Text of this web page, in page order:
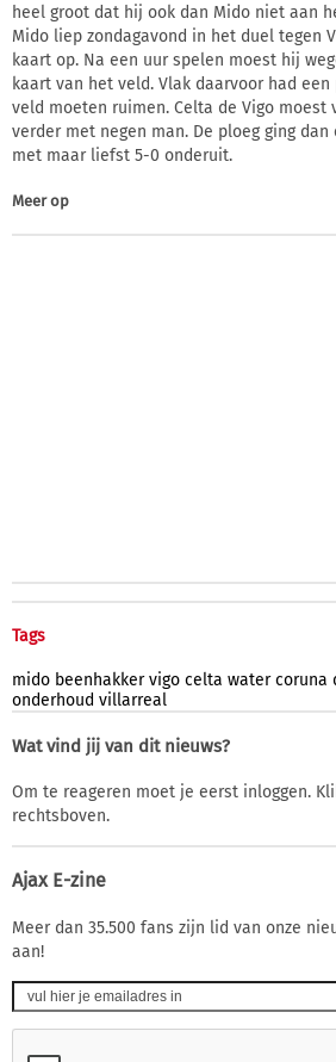
heel groot dat hij ook dan Mido niet aan
Mido liep zondagavond in het duel tegen
kaart op. Na een uur spelen moest hij
kaart van het veld. Vlak daarvoor had
veld moeten ruimen. Celta de Vigo moest
verder met negen man. De ploeg ging dan
met maar liefst 5-0 onderuit.
Meer op
Tags
mido beenhakker vigo celta water coruna
onderhoud villarreal
Wat vind jij van dit nieuws?
Om te reageren moet je eerst inloggen.
rechtsboven.
Ajax E-zine
Meer dan 35.500 fans zijn lid van onze
aan!